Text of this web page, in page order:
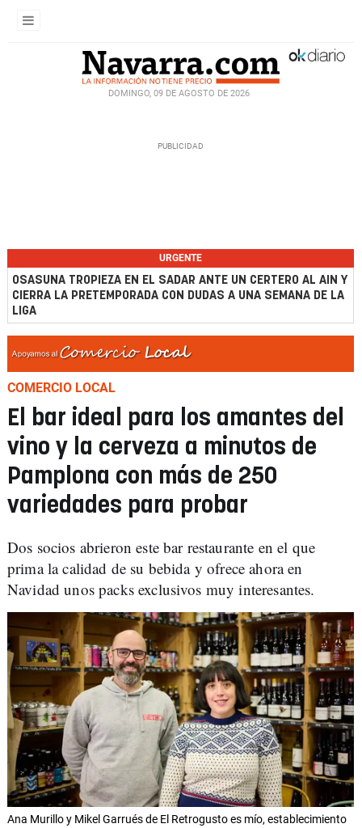
DOMINGO, 09 DE AGOSTO DE 2026
URGENTE
OSASUNA TROPIEZA EN EL SADAR ANTE UN CERTERO AL AIN Y
CIERRA LA PRETEMPORADA CON DUDAS A UNA SEMANA DE LA
LIGA
COMERCIO LOCAL
El bar ideal para los amantes del
vino y la cerveza a minutos de
Pamplona con más de 250
variedades para probar
Dos socios abrieron este bar restaurante en el que
prima la calidad de su bebida y ofrece ahora en
Navidad unos packs exclusivos muy interesantes.
Ana Murillo y Mikel Garrués de El Retrogusto es mío, establecimiento